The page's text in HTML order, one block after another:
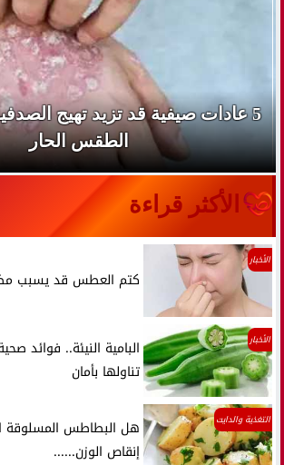
5 عادات صيفية قد تزيد تهيج
الطقس الحار
الأكثر قراءة
الأخبار
كتم العطس قد يسبب
الأخبار
البامية النيئة.. فوائد
تناولها بأمان
التغذية والدايت
هل البطاطس المسلوقة
إنقاص الوزن......